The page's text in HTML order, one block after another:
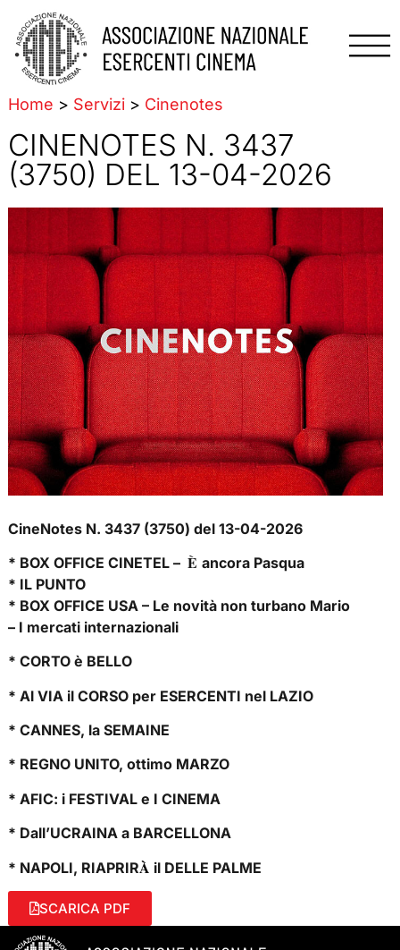
Home > Servizi> Cinenotes
CINENOTES N. 3437
(3750) DEL 13-04-2026
CineNotes N. 3437 (3750) del 13-04-2026
* BOX OFFICE CINETEL – È ancora Pasqua
* IL PUNTO
* BOX OFFICE USA – Le novità non turbano Mario
– I mercati internazionali
* CORTO è BELLO
* Al VIA il CORSO per ESERCENTI nel LAZIO
* CANNES, la SEMAINE
* REGNO UNITO, ottimo MARZO
* AFIC: i FESTIVAL e I CINEMA
* Dall’UCRAINA a BARCELLONA
* NAPOLI, RIAPRIRÀ il DELLE PALME
SCARICA PDF